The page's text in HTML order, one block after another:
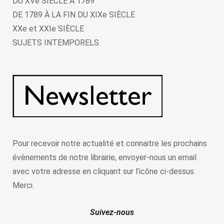
DE 1789 À LA FIN DU XIXe SIÈCLE
XXe et XXIe SIÈCLE
SUJETS INTEMPORELS
Pour recevoir notre actualité et connaitre les prochains
évènements de notre librairie, envoyer-nous un email
avec votre adresse en cliquant sur l’icône ci-dessus.
Merci.
Suivez-nous